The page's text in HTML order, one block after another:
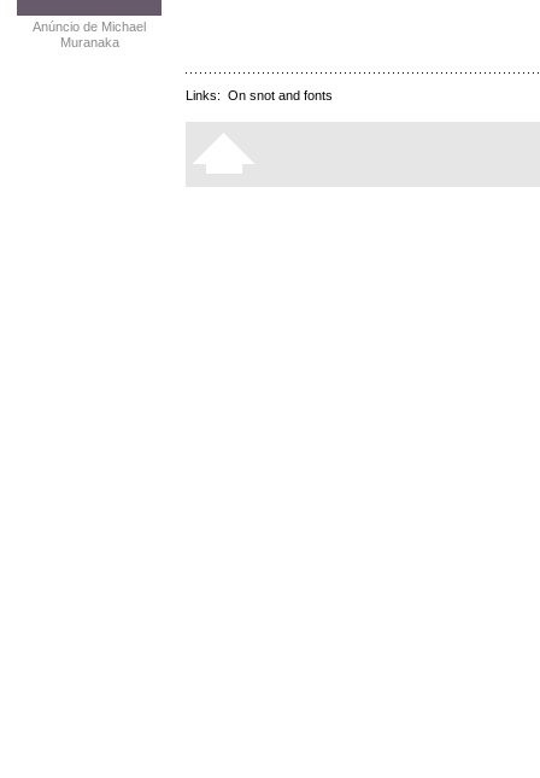
Anúncio de Michael
Muranaka
Links: On snot and fonts